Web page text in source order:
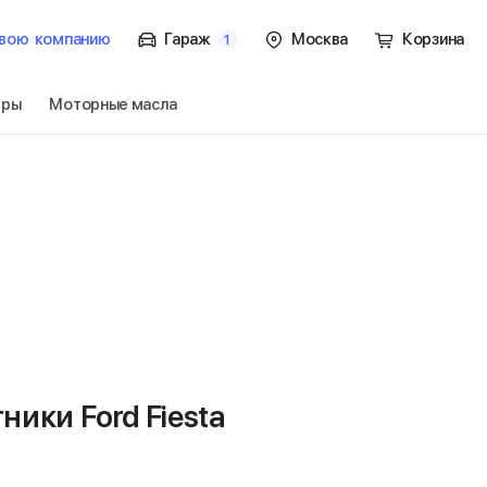
компанию Гараж 1 Москва Корзина
Моторные масла
Ford Fiesta